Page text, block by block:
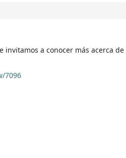
invitamos a conocer más acerca
7096